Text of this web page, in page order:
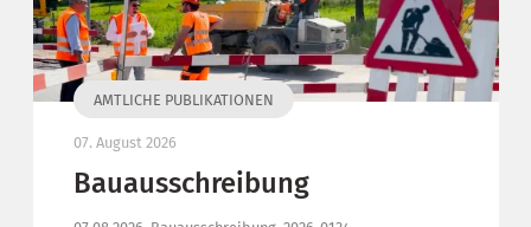
AMTLICHE PUBLIKATIONEN
07. August 2026
Bauausschreibung